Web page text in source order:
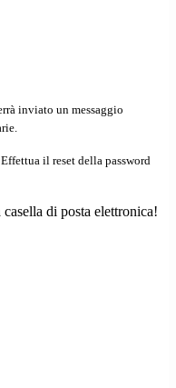
inviato un messaggio
il reset della password
di posta elettronica!